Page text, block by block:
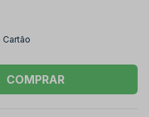
Cartão
COMPRAR